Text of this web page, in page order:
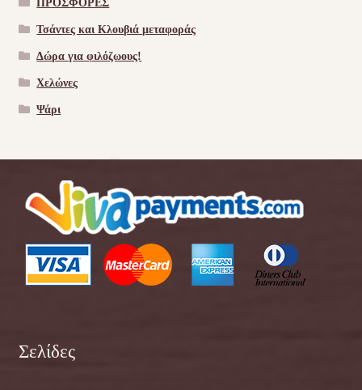
ΠΡΟΣΦΟΡΕΣ
Τσάντες και Κλουβιά μεταφοράς
Δώρα για φιλόζωους!
Χελώνες
Ψάρι
Σελίδες